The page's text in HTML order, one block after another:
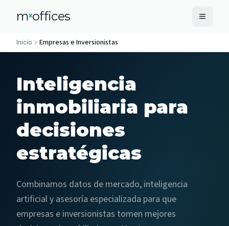
mxoffices
Inicio Empresas e Inversionistas
Inteligencia
inmobiliaria para
decisiones
estratégicas
Combinamos datos de mercado, inteligencia
artificial y asesoría especializada para que
empresas e inversionistas tomen mejores